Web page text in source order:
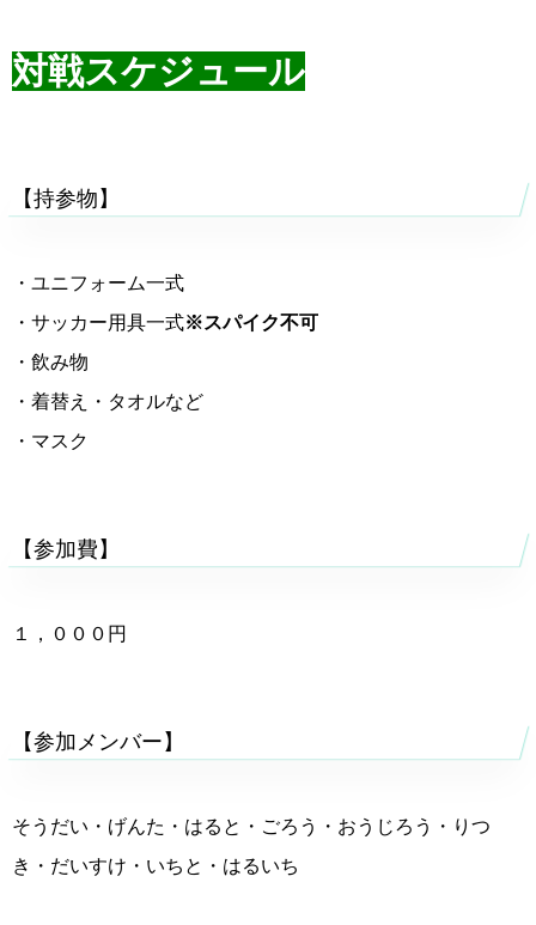
対戦スケジュール
【持参物】
・ユニフォーム一式
・サッカー用具一式※スパイク不可
・飲み物
・着替え・タオルなど
・マスク
【参加費】
１，０００円
【参加メンバー】
そうだい・げんた・はると・ごろう・おうじろう・りつ
き・だいすけ・いちと・はるいち